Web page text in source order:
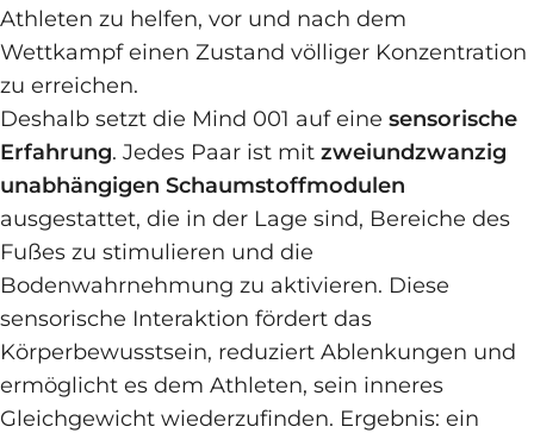
Athleten zu helfen, vor und nach dem
Wettkampf einen Zustand völliger Konzentration
zu erreichen.
Deshalb setzt die Mind 001 auf eine sensorische
Erfahrung. Jedes Paar ist mit zweiundzwanzig
unabhängigen Schaumstoffmodulen
ausgestattet, die in der Lage sind, Bereiche des
Fußes zu stimulieren und die
Bodenwahrnehmung zu aktivieren. Diese
sensorische Interaktion fördert das
Körperbewusstsein, reduziert Ablenkungen und
ermöglicht es dem Athleten, sein inneres
Gleichgewicht wiederzufinden. Ergebnis: ein